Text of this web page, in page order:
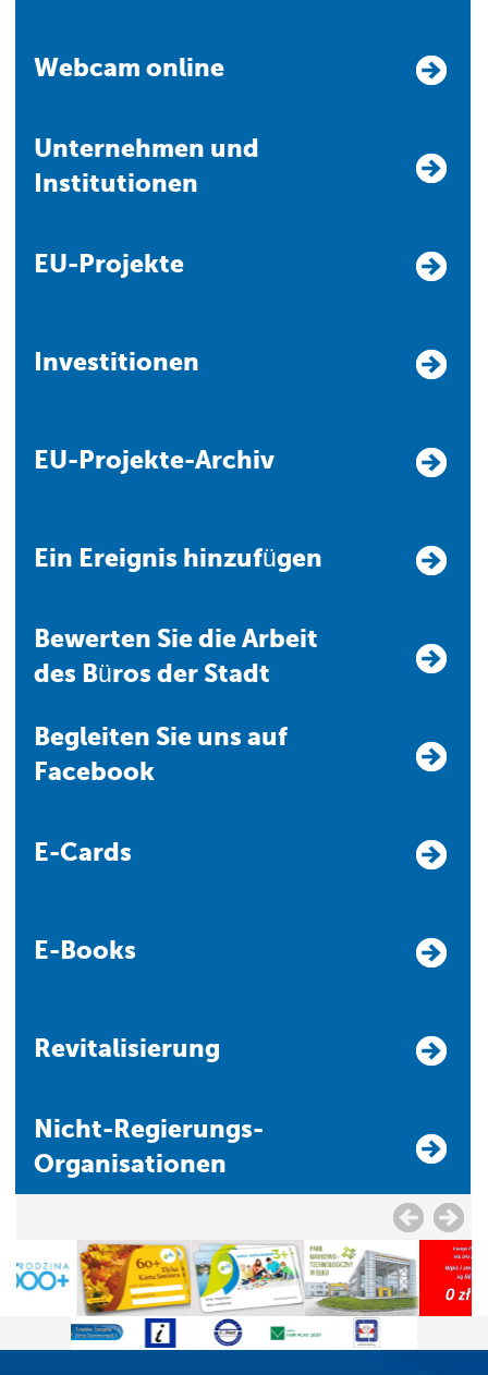
Webcam online
Unternehmen und
Institutionen
EU-Projekte
Investitionen
EU-Projekte-Archiv
Ein Ereignis hinzufügen
Bewerten Sie die Arbeit
des Büros der Stadt
Begleiten Sie uns auf
Facebook
E-Cards
E-Books
Revitalisierung
Nicht-Regierungs-
Organisationen